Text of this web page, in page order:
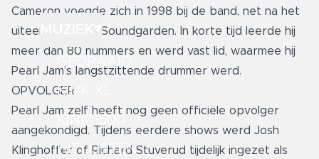
KINK XL
HITLIJSTEN
Cameron voegde zich in 1998 bij de band, net na het
uiteenvallen van Soundgarden. In korte tijd leerde hij
meer dan 80 nummers en werd vast lid, waarmee hij
Pearl Jam’s langstzittende drummer werd.
OPVOLGER
Pearl Jam zelf heeft nog geen officiële opvolger
aangekondigd. Tijdens eerdere shows werd Josh
Klinghoffer of Richard Stuverud tijdelijk ingezet als